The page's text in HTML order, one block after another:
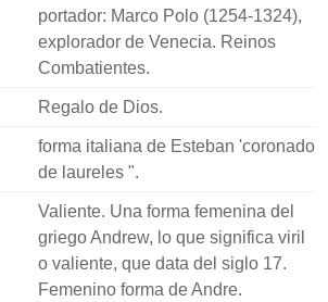
portador: Marco Polo (1254-1324),
explorador de Venecia. Reinos
Combatientes.
Regalo de Dios.
forma italiana de Esteban 'coronado
de laureles ".
Valiente. Una forma femenina del
griego Andrew, lo que significa viril
o valiente, que data del siglo 17.
Femenino forma de Andre.